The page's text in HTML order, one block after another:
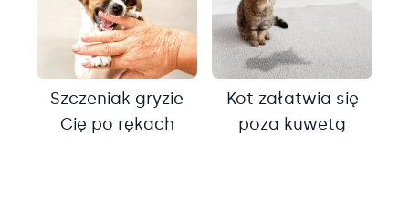
Szczeniak gryzie
Cię po rękach
Kot załatwia się
poza kuwetą